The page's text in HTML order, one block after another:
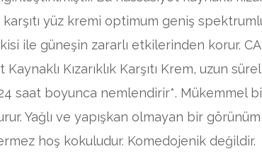
yüz kremi optimum geniş
ile güneşin zararlı etkilerinden korur.
Kaynaklı Kızarıklık Karşıtı Krem, uzun
saat boyunca nemlendirir*. Mükemmel
Yağlı ve yapışkan olmayan bir görünüm
hoş kokuludur. Komedojenik değildir.